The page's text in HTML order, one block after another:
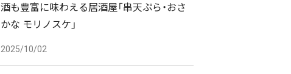
酒も豊富に味わえる居酒屋「串天ぷら・おさ
かな モリノスケ」
2025/10/02